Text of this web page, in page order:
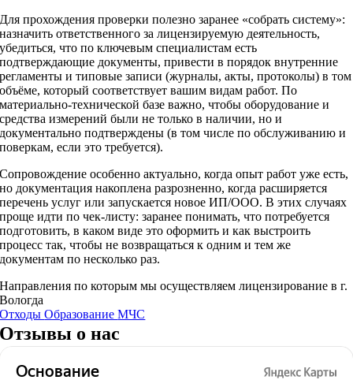
Для прохождения проверки полезно заранее «собрать систему»:
назначить ответственного за лицензируемую деятельность,
убедиться, что по ключевым специалистам есть
подтверждающие документы, привести в порядок внутренние
регламенты и типовые записи (журналы, акты, протоколы) в том
объёме, который соответствует вашим видам работ. По
материально‑технической базе важно, чтобы оборудование и
средства измерений были не только в наличии, но и
документально подтверждены (в том числе по обслуживанию и
поверкам, если это требуется).
Сопровождение особенно актуально, когда опыт работ уже есть,
но документация накоплена разрозненно, когда расширяется
перечень услуг или запускается новое ИП/ООО. В этих случаях
проще идти по чек‑листу: заранее понимать, что потребуется
подготовить, в каком виде это оформить и как выстроить
процесс так, чтобы не возвращаться к одним и тем же
документам по несколько раз.
Направления по которым мы осуществляем лицензирование в г.
Вологда
ОтходыОбразованиеМЧС
Отзывы о нас